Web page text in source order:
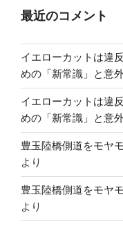
最近のコメント
イエローカットは違
めの「新常識」と意
イエローカットは違
めの「新常識」と意
豊玉陸橋側道をモヤ
より
豊玉陸橋側道をモヤ
より